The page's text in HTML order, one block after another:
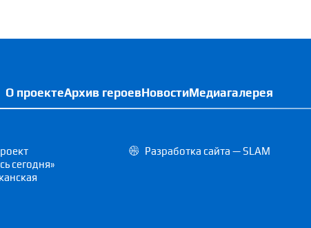
О проектеАрхив героевНовостиМедиагалерея
сегодня»
Разработка сайта — SLAM